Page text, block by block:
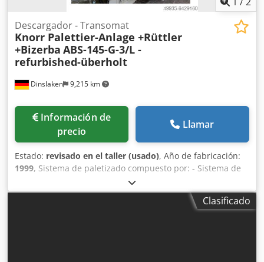
Dinslaken 9,215 km
Descargador - Transomat
Knorr Palettier-Anlage +Rüttler
+Bizerba ABS-145-G-3/L -
refurbished-überholt
Información de
precio
Llamar
Estado: revisado en el taller (usado), Año de fabricación:
1999, Sistema de paletizado compuesto por: - Sistema de
apilamiento Knorr con pinza de agarre - Vibrador
automático Knorr con rodillo alisador - Báscula industrial
de conteo de hojas Bizerba ITS Sistema Knorr para laClasificado